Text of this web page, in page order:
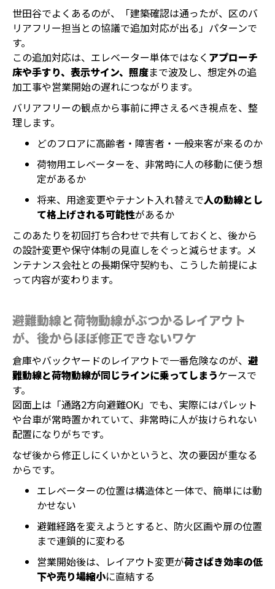
世田谷でよくあるのが、「建築確認は通ったが、区のバ
リアフリー担当との協議で追加対応が出る」パターンで
す。
この追加対応は、エレベーター単体ではなく アプローチ
床や手すり、表示サイン、照度まで波及し、想定外の追
加工事や営業開始の遅れにつながります。
バリアフリーの観点から事前に押さえるべき視点を、整
理します。
どのフロアに高齢者・障害者・一般来客が来るのか
荷物用エレベーターを、非常時に人の移動に使う想
定があるか
将来、用途変更やテナント入れ替えで人の動線とし
て格上げされる可能性があるか
このあたりを初回打ち合わせで共有しておくと、後から
の設計変更や保守体制の見直しをぐっと減らせます。メ
ンテナンス会社との長期保守契約も、こうした前提によ
って内容が変わります。
避難動線と荷物動線がぶつかるレイアウト
が、後からほぼ修正できないワケ
倉庫やバックヤードのレイアウトで一番危険なのが、 避
難動線と荷物動線が同じラインに乗ってしまうケースで
す。
図面上は「通路2方向避難OK」でも、実際にはパレット
や台車が常時置かれていて、非常時に人が抜けられない
配置になりがちです。
なぜ後から修正しにくいかというと、次の要因が重なる
からです。
エレベーターの位置は構造体と一体で、簡単には動
かせない
避難経路を変えようとすると、防火区画や扉の位置
まで連鎖的に変わる
営業開始後は、レイアウト変更が荷さばき効率の低
下や売り場縮小に直結する